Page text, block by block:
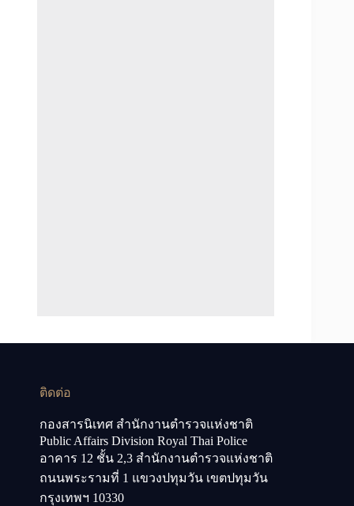
ติดต่อ
กองสารนิเทศ สำนักงานตำรวจแห่งชาติ
Public Affairs Division Royal Thai Police
อาคาร 12 ชั้น 2,3 สำนักงานตำรวจแห่งชาติ
ถนนพระรามที่ 1 แขวงปทุมวัน เขตปทุมวัน
กรุงเทพฯ 10330